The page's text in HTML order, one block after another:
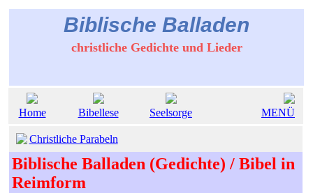
Biblische Balladen
christliche Gedichte und Lieder
Home Bibellese Seelsorge MENÜ
Christliche Parabeln
Biblische Balladen (Gedichte) / Bibel in
Reimform